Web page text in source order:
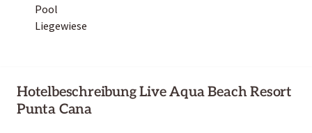
Pool
Liegewiese
Hotelbeschreibung Live Aqua Beach Resort
Punta Cana